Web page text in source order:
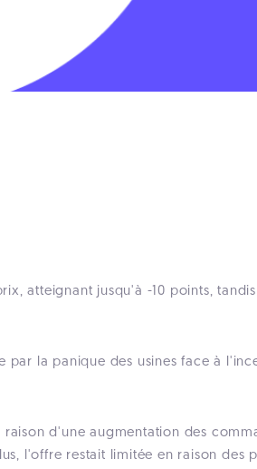
atteignant jusqu'à -10 points,
la panique des usines face à
d'une augmentation des
l'offre restait limitée en raison des